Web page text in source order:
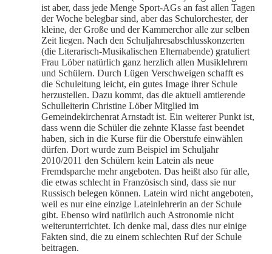
ist aber, dass jede Menge Sport-AGs an fast allen Tagen
der Woche belegbar sind, aber das Schulorchester, der
kleine, der Große und der Kammerchor alle zur selben
Zeit liegen. Nach den Schuljahresabschlusskonzerten
(die Literarisch-Musikalischen Elternabende) gratuliert
Frau Löber natürlich ganz herzlich allen Musiklehrern
und Schülern. Durch Lügen Verschweigen schafft es
die Schuleitung leicht, ein gutes Image ihrer Schule
herzustellen. Dazu kommt, das die aktuell amtierende
Schulleiterin Christine Löber Mitglied im
Gemeindekirchenrat Arnstadt ist. Ein weiterer Punkt ist,
dass wenn die Schüler die zehnte Klasse fast beendet
haben, sich in die Kurse für die Oberstufe einwählen
dürfen. Dort wurde zum Beispiel im Schuljahr
2010/2011 den Schülern kein Latein als neue
Fremdsparche mehr angeboten. Das heißt also für alle,
die etwas schlecht in Französisch sind, dass sie nur
Russisch belegen können. Latein wird nicht angeboten,
weil es nur eine einzige Lateinlehrerin an der Schule
gibt. Ebenso wird natürlich auch Astronomie nicht
weiterunterrichtet. Ich denke mal, dass dies nur einige
Fakten sind, die zu einem schlechten Ruf der Schule
beitragen.